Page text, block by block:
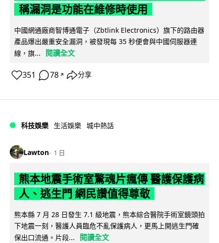
稱漏洞是功能在維修時使用
中國網通廠商智博通電子（Zbtlink Electronics）旗下的路由器
產品爆出嚴重安全漏洞，被發現每 35 秒便會與中國伺服器連
線，旗...
閱讀全文
351 78 ↗ 分享
科技娛樂 生活娛樂 城中熱話
Lawton 1 日
熊本地震手術室驚魂片瘋傳 醫護保護病
人、逃生門 網民讚值得尊敬
熊本縣 7 月 28 日發生 7.1 級地震，熊本綜合醫院手術室鏡頭拍
下地震一刻，醫護人員臨危不亂保護病人，更馬上開逃生門確
保出口流通。片段...
閱讀全文